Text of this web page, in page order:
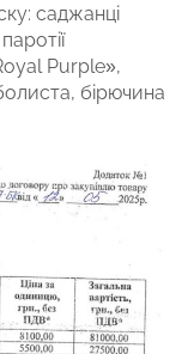
саджанці
Purple»,
бірючина